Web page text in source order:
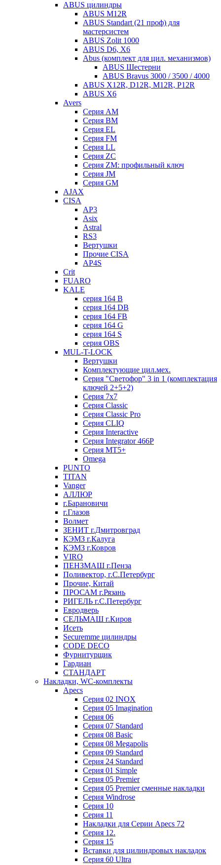
ABUS цилиндры
ABUS M12R
ABUS Standart (21 проф) для
мастерсистем
ABUS Zolit 1000
ABUS D6, X6
Abus (комплект для цил. механизмов)
ABUS Шестерни
ABUS Bravus 3000 / 3500 / 4000
ABUS X12R, D12R, M12R, P12R
ABUS X6
Avers
Серия AM
Серия BM
Серия EL
Серия FM
Серия LL
Серия ZC
Серия ZM: профильный ключ
Серия JM
Серия GM
AJAX
CISA
AP3
Asix
Astral
RS3
Вертушки
Прочие CISA
AP4S
Crit
FUARO
KALE
серия 164 B
серия 164 DB
серия 164 FB
серия 164 G
серия 164 S
серия OBS
MUL-T-LOCK
Вертушки
Комплектующие цил.мех.
Серия "Светофор" 3 in 1 (комплектация
ключей 2+5+2)
Серия 7х7
Серия Classic
Серия Classic Pro
Серия CLIQ
Серия Interactive
Серия Integrator 466P
Серия MT5+
Omega
PUNTO
TITAN
Vanger
АЛЛЮР
г.Барановичи
г.Глазов
Волмет
ЗЕНИТ г.Дмитровград
КЭМЗ г.Калуга
КЭМЗ г.Ковров
VIRO
ПЕНЗМАШ г.Пенза
Поливектор, г.С.Петербург
Прочие, Китай
ПРОСАМ г.Рязань
РИГЕЛЬ г.С.Петербург
Евродверь
СЕЛЬМАШ г.Киров
Исеть
Securemme цилиндры
CODE DECO
Фурнитурщик
Гардиан
СТАНДАРТ
Накладки, WC-комплекты
Apecs
Cерия 02 INOX
Cерия 05 Imagination
Cерия 06
Cерия 07 Standard
Cерия 08 Basic
Cерия 08 Megapolis
Cерия 09 Standard
Cерия 24 Standard
Серия 01 Simple
Серия 05 Premier
Серия 05 Premier сменные накладки
Cерия Windrose
Серия 10
Серия 11
Накладки для Серии Apecs 72
Серия 12.
Серия 15
Вставки для цилиндровых накладок
Серия 60 Ultra